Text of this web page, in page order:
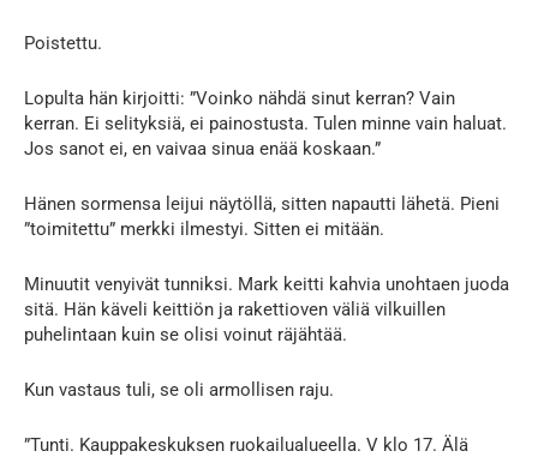
Poistettu.
Lopulta hän kirjoitti: ”Voinko nähdä sinut kerran? Vain
kerran. Ei selityksiä, ei painostusta. Tulen minne vain haluat.
Jos sanot ei, en vaivaa sinua enää koskaan.”
Hänen sormensa leijui näytöllä, sitten napautti lähetä. Pieni
”toimitettu” merkki ilmestyi. Sitten ei mitään.
Minuutit venyivät tunniksi. Mark keitti kahvia unohtaen juoda
sitä. Hän käveli keittiön ja rakettioven väliä vilkuillen
puhelintaan kuin se olisi voinut räjähtää.
Kun vastaus tuli, se oli armollisen raju.
”Tunti. Kauppakeskuksen ruokailualueella. V klo 17. Älä